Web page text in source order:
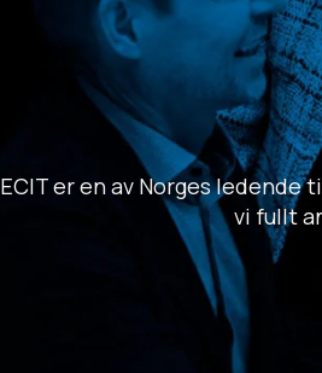
ECIT er en av Norges
vi fullt